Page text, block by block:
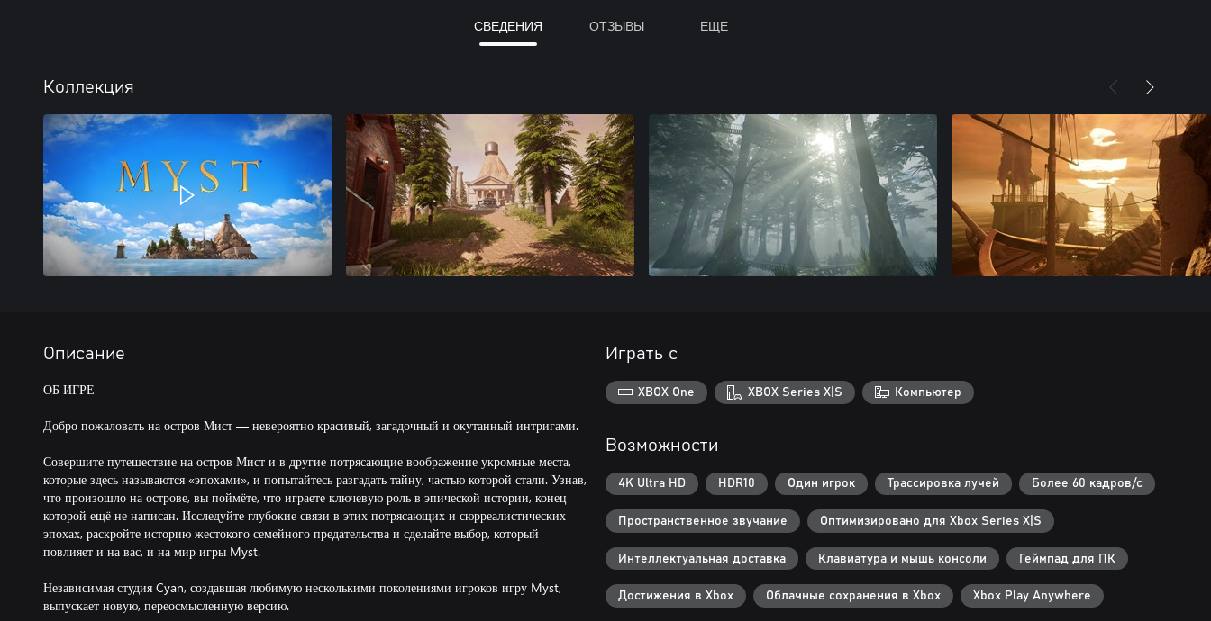
СВЕДЕНИЯ ОТЗЫВЫ ЕЩЕ
Коллекция
Описание
ОБ ИГРЕ
Добро пожаловать на остров Мист — невероятно красивый, загадочный и окутанный интригами.
Совершите путешествие на остров Мист и в другие потрясающие воображение укромные места,
которые здесь называются «эпохами», и попытайтесь разгадать тайну, частью которой стали. Узнав,
что произошло на острове, вы поймёте, что играете ключевую роль в эпической истории, конец
которой ещё не написан. Исследуйте глубокие связи в этих потрясающих и сюрреалистических
эпохах, раскройте историю жестокого семейного предательства и сделайте выбор, который
повлияет и на вас, и на мир игры Myst.
Независимая студия Cyan, создавшая любимую несколькими поколениями игроков игру Myst,
выпускает новую, переосмысленную версию.
Играть с
XBOX One XBOX Series X|S Компьютер
Возможности
4K Ultra HD HDR10 Один игрок Трассировка лучей Более 60 кадров/с
Пространственное звучание Оптимизировано для Xbox Series X|S
Интеллектуальная доставка Клавиатура и мышь консоли Геймпад для ПК
Достижения в Xbox Облачные сохранения в Xbox Xbox Play Anywhere